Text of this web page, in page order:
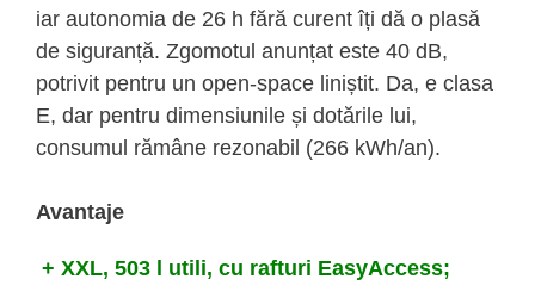
iar autonomia de 26 h fără curent îți dă o plasă
de siguranță. Zgomotul anunțat este 40 dB,
potrivit pentru un open-space liniștit. Da, e clasa
E, dar pentru dimensiunile și dotările lui,
consumul rămâne rezonabil (266 kWh/an).
Avantaje
+ XXL, 503 l utili, cu rafturi EasyAccess;